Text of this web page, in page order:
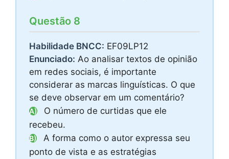
Questão 8
Habilidade BNCC: EF09LP12
Enunciado: Ao analisar textos de opinião
em redes sociais, é importante
considerar as marcas linguísticas. O que
se deve observar em um comentário?
A)
O número de curtidas que ele
recebeu.
B)
A forma como o autor expressa seu
ponto de vista e as estratégias